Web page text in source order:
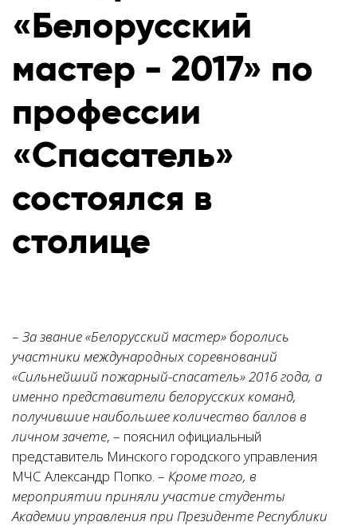
«Белорусский
мастер - 2017» по
профессии
«Спасатель»
состоялся в
столице
– За звание «Белорусский мастер» боролись
участники международных соревнований
«Сильнейший пожарный-спасатель» 2016 года, а
именно представители белорусских команд,
получившие наибольшее количество баллов в
личном зачете, – пояснил официальный
представитель Минского городского управления
МЧС Александр Попко. – Кроме того, в
мероприятии приняли участие студенты
Академии управления при Президенте Республики